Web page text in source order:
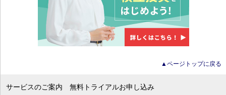
▲ページトップに戻る
サービスのご案内 無料トライアルお申し込み